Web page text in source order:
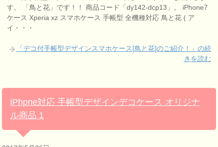
す。 「鳥と花」です！！ 商品コード「dy142-dcp13」。 iPhone7
ケース Xperia xz スマホケース 手帳型 全機種対応 鳥と花 ( ア
イ・・・
「デコ付手帳型デザインスマホケース[鳥と花]のご紹介！」の続
きを読む
iPhpne対応 手帳型デザインデコケース オリジナ
ル商品 1